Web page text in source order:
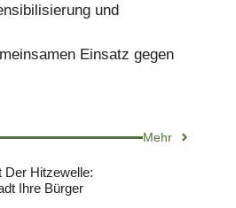
und
Einsatz gegen
Mehr
Der Hitzewelle:
Ihre Bürger